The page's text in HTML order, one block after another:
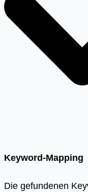
Keyword-Mapping
Die gefundenen